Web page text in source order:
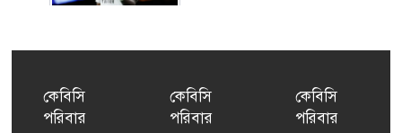
৫
যুক্তরাষ্ট্র-জাপানের বিরল পদক্ষেপ
বেনজীরের অন্য দেশের পাসপোর্ট
কেবিসি
পরিবার
কেবিসি
পরিবার
কেবিসি
পরিবার